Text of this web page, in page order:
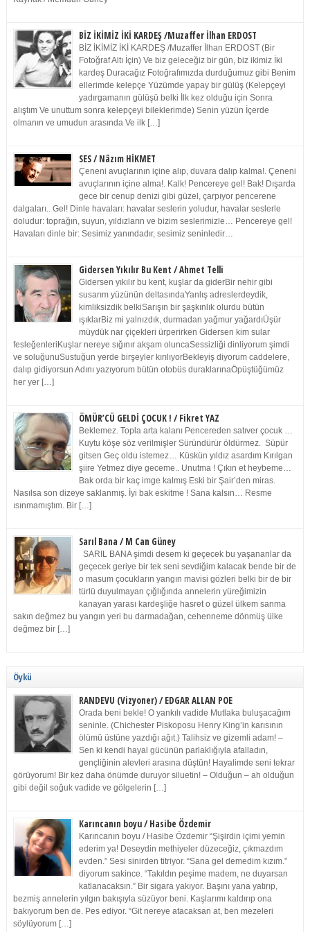
BİZ İKİMİZ İKİ KARDEŞ /Muzaffer İlhan ERDOST
BİZ İKİMİZ İKİ KARDEŞ /Muzaffer İlhan ERDOST (Bir
Fotoğraf Altı İçin) Ve biz geleceğiz bir gün, biz ikimiz İki
kardeş Duracağız Fotoğrafımızda durduğumuz gibi Benim
ellerimde kelepçe Yüzümde yapay bir gülüş (Kelepçeyi
yadırgamanın gülüşü belki İlk kez olduğu için Sonra
alıştım Ve unuttum sonra kelepçeyi bileklerimde) Senin yüzün İçerde
olmanın ve umudun arasında Ve ilk […]
SES / Nâzım HİKMET
Çeneni avuçlarının içine alıp, duvara dalıp kalma!. Çeneni
avuçlarının içine alma!. Kalk! Pencereye gel! Bak! Dışarda
gece bir cenup denizi gibi güzel, çarpıyor pencerene
dalgaları.. Gel! Dinle havaları: havalar seslerin yoludur, havalar seslerle
doludur: toprağın, suyun, yıldızların ve bizim seslerimizle… Pencereye gel!
Havaları dinle bir: Sesimiz yanındadır, sesimiz seninledir…
Gidersen Yıkılır Bu Kent / Ahmet Telli
Gidersen yıkılır bu kent, kuşlar da giderBir nehir gibi
susarım yüzünün deltasındaYanlış adreslerdeydik,
kimliksizdik belkiSarışın bir şaşkınlık olurdu bütün
ışıklarBiz mi yalnızdık, durmadan yağmur yağardıÜşür
müydük nar çiçekleri ürperirken Gidersen kim sular
fesleğenleriKuşlar nereye sığınır akşam oluncaSessizliği dinliyorum şimdi
ve soluğunuSustuğun yerde birşeyler kırılıyorBekleyiş diyorum caddelere,
dalıp gidiyorsun Adını yazıyorum bütün otobüs duraklarınaÖpüştüğümüz
her yer […]
ÖMÜR’CÜ GELDİ ÇOCUK ! / Fikret YAZ
Beklemez. Topla arta kalanı Pencereden satıver çocuk …
Kuytu köşe söz verilmişler Süründürür öldürmez. Süpür
gitsen Geç oldu istemez… Küskün yıldız asardım Kırılgan
şiire Yetmez diye geceme.. Unutma ! Çıkın et heybeme…
Bak orda bir kaç imge kalmış Eski bir Şair’den miras.
Nasılsa son dizeye saklanmış. İyi bak eskitme ! Sana kalsın… Resme
ısınmamıştım. Bir […]
Sarıl Bana / M Can Güney
SARIL BANA şimdi desem ki geçecek bu yaşananlar da
geçecek geriye bir tek seni sevdiğim kalacak bende bir de
o masum çocukların yangın mavisi gözleri belki bir de bir
türlü duyulmayan çığlığında annelerin yüreğimizin
kanayan yarası kardeşliğe hasret o güzel ülkem sanma
sakın değmez bu yangın yeri bu darmadağan, cehenneme dönmüş ülke
değmez bir […]
Öykü
RANDEVU (Vizyoner) / EDGAR ALLAN POE
Orada beni bekle! O yankılı vadide Mutlaka buluşacağım
seninle. (Chichester Piskoposu Henry King’in karısının
ölümü üstüne yazdığı ağıt.) Talihsiz ve gizemli adam! –
Sen ki kendi hayal gücünün parlaklığıyla afalladın,
gençliğinin alevleri arasına düştün! Hayalimde seni tekrar
görüyorum! Bir kez daha önümde duruyor siluetin! – Olduğun – ah olduğun
gibi değil soğuk vadide ve gölgelerin […]
Karıncanın boyu / Hasibe Özdemir
Karıncanın boyu / Hasibe Özdemir “Şişirdin içimi yemin
ederim ya! Deseydin methiyeler düzeceğiz, çıkmazdım
evden.” Sesi sinirden titriyor. “Sana gel demedim kızım.”
diyorum sakince. “Takıldın peşime madem, ne duyarsan
katlanacaksın.” Bir sigara yakıyor. Başını yana yatırıp,
bezmiş annelerin yılgın bakışıyla süzüyor beni. Kaşlarımı kaldırıp ona
bakıyorum ben de. Pes ediyor. “Git nereye atacaksan at, ben mezeleri
söylüyorum […]